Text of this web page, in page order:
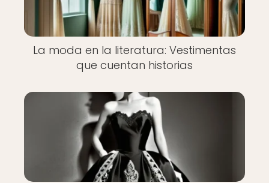
La moda en la literatura: Vestimentas
que cuentan historias